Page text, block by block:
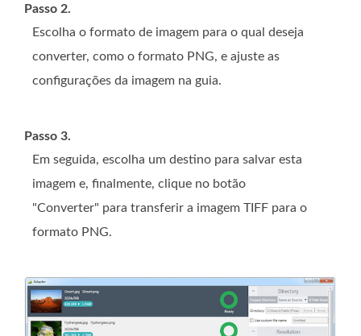
Passo 2.
Escolha o formato de imagem para o qual deseja
converter, como o formato PNG, e ajuste as
configurações da imagem na guia.
Passo 3.
Em seguida, escolha um destino para salvar esta
imagem e, finalmente, clique no botão
"Converter" para transferir a imagem TIFF para o
formato PNG.